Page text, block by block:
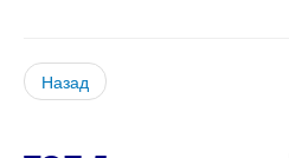
Назад